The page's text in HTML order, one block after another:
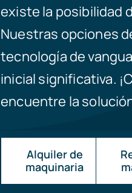
existe la posibilidad
Nuestras opciones
tecnología de
inicial significativa.
encuentre la
Alquiler de
maquinaria